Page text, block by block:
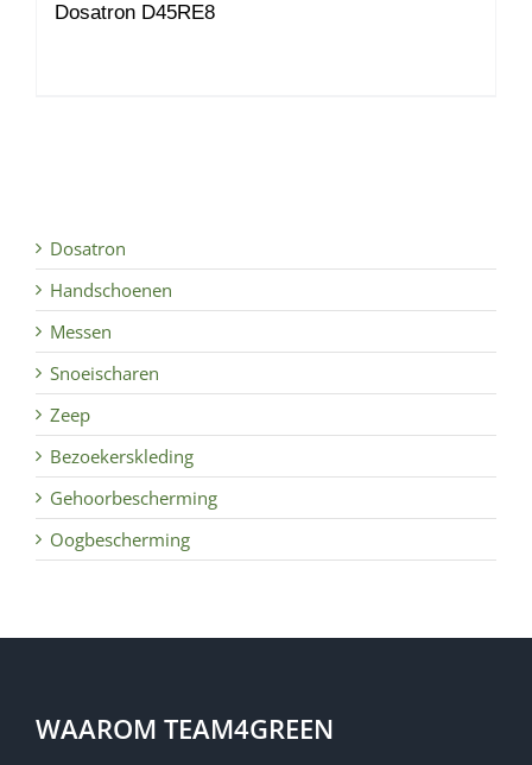
Dosatron D45RE8
Dosatron
Handschoenen
Messen
Snoeischaren
Zeep
Bezoekerskleding
Gehoorbescherming
Oogbescherming
WAAROM TEAM4GREEN